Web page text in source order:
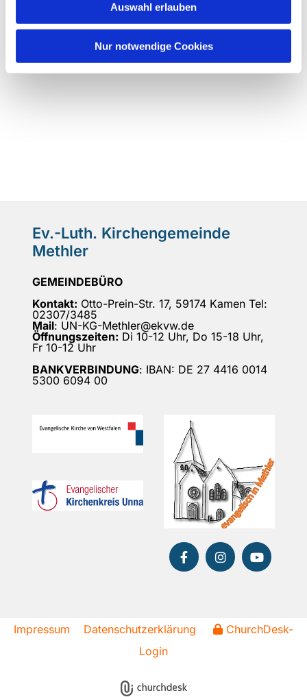
Auswahl erlauben
Nur notwendige Cookies
Ev.-Luth. Kirchengemeinde
Methler
GEMEINDEBÜRO
Kontakt: Otto-Prein-Str. 17, 59174 Kamen Tel:
02307/3485
Mail: UN-KG-Methler@ekvw.de
Öffnungszeiten: Di 10-12 Uhr, Do 15-18 Uhr,
Fr 10-12 Uhr
BANKVERBINDUNG: IBAN: DE 27 4416 0014
5300 6094 00
Impressum Datenschutzerklärung
ChurchDesk-
Login